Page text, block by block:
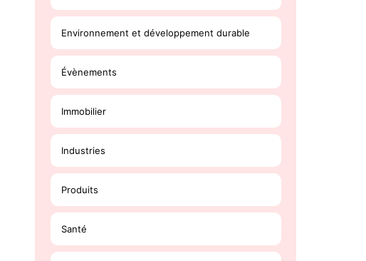
Environnement et développement durable
Évènements
Immobilier
Industries
Produits
Santé